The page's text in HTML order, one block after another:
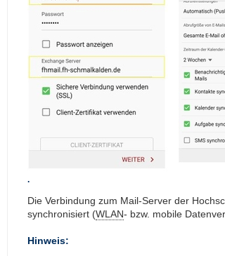
.
Die Verbindung zum Mail-Server der
synchronisiert (WLAN- bzw. mobile
Hinweis: